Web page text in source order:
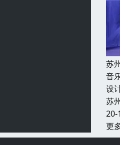
苏
音
设
苏
20-
更